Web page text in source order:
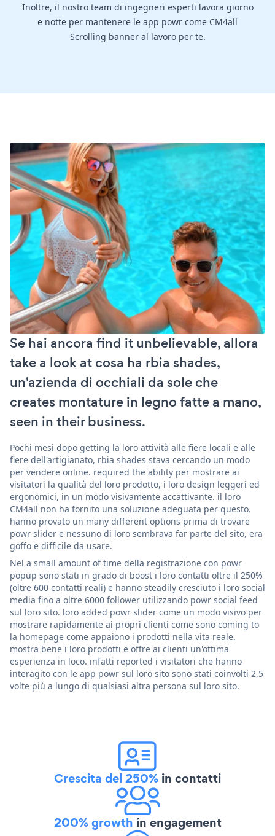
Inoltre, il nostro team di ingegneri esperti lavora giorno
e notte per mantenere le app powr come CM4all
Scrolling banner al lavoro per te.
Se hai ancora find it unbelievable, allora
take a look at cosa ha rbia shades,
un'azienda di occhiali da sole che
creates montature in legno fatte a mano,
seen in their business.
Pochi mesi dopo getting la loro attività alle fiere locali e alle
fiere dell'artigianato, rbia shades stava cercando un modo
per vendere online. required the ability per mostrare ai
visitatori la qualità del loro prodotto, i loro design leggeri ed
ergonomici, in un modo visivamente accattivante. il loro
CM4all non ha fornito una soluzione adeguata per questo.
hanno provato un many different options prima di trovare
powr slider e nessuno di loro sembrava far parte del sito, era
goffo e difficile da usare.
Nel a small amount of time della registrazione con powr
popup sono stati in grado di boost i loro contatti oltre il 250%
(oltre 600 contatti reali) e hanno steadily cresciuto i loro social
media fino a oltre 6000 follower utilizzando powr social feed
sul loro sito. loro added powr slider come un modo visivo per
mostrare rapidamente ai propri clienti come sono coming to
la homepage come appaiono i prodotti nella vita reale.
mostra bene i loro prodotti e offre ai clienti un'ottima
esperienza in loco. infatti reported i visitatori che hanno
interagito con le app powr sul loro sito sono stati coinvolti 2,5
volte più a lungo di qualsiasi altra persona sul loro sito.
Crescita del 250% in contatti
200% growth in engagement